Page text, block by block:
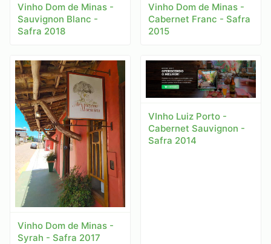
Vinho Dom de Minas -
Sauvignon Blanc -
Safra 2018
Vinho Dom de Minas -
Cabernet Franc - Safra
2015
Vinho Dom de Minas -
Syrah - Safra 2017
VInho Luiz Porto -
Cabernet Sauvignon -
Safra 2014